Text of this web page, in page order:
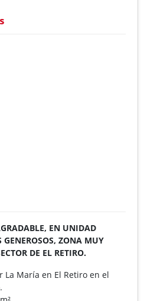
EN UNIDAD
GENEROSOS, ZONA MUY
DE EL RETIRO.
La María en El Retiro en el